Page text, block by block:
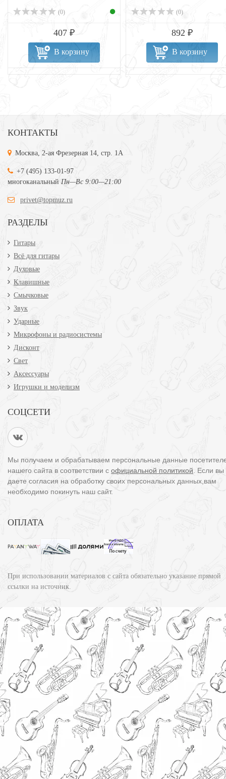
(0)
407 ₽
В корзину
(0)
892 ₽
В корзину
КОНТАКТЫ
Москва, 2-ая Фрезерная 14, стр. 1А
+7 (495) 133-01-97
многоканальный Пн—Вс 9:00—21:00
privet@topmuz.ru
РАЗДЕЛЫ
Гитары
Всё для гитары
Духовые
Клавишные
Смычковые
Звук
Ударные
Микрофоны и радиосистемы
Дисконт
Свет
Аксессуары
Игрушки и моделизм
СОЦСЕТИ
Мы получаем и обрабатываем персональные данные
нашего сайта в соответствии с официальной политикой . Если
даете согласия на обработку своих персональных данных,вам
необходимо покинуть наш сайт.
ОПЛАТА
При использовании материалов с сайта обязательно указание прямой
ссылки на источник.